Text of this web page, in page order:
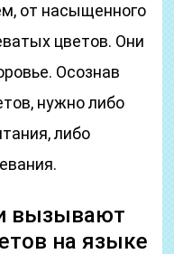
от насыщенного
цветов. Они
Осознав
нужно либо
либо
вызывают
на языке